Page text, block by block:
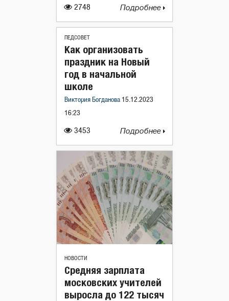
2748 Подробнее
ПЕДСОВЕТ
3453
Как организовать
праздник на Новый
год в начальной
школе
Виктория Богданова 15.12.2023
16:23
Подробнее
НОВОСТИ
Средняя зарплата
московских учителей
выросла до 122 тысяч